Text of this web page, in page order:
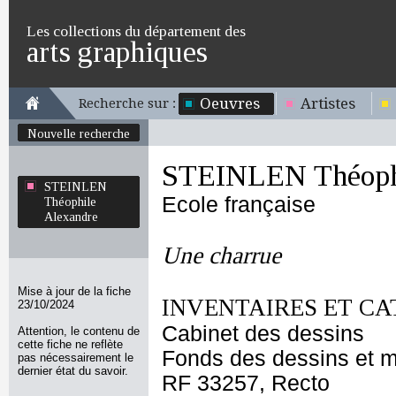
Les collections du département des
arts graphiques
Recherche sur : Oeuvres Artistes
Nouvelle recherche
STEINLEN
Théophile
Alexandre
Mise à jour de la fiche
23/10/2024
Attention, le contenu de
cette fiche ne reflète
pas nécessairement le
dernier état du savoir.
STEINLEN
Ecole française
Une charrue
INVENTAIRES ET
Cabinet des dessins
Fonds des dessins et
RF 33257, Recto